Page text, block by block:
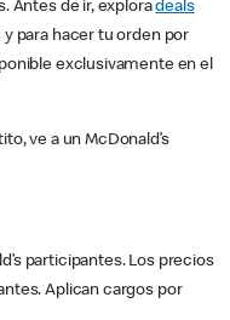
Antes de ir, exploradeals
para hacer tu orden por
exclusivamente en el
ve a un McDonald’s
participantes. Los precios
Aplican cargos por